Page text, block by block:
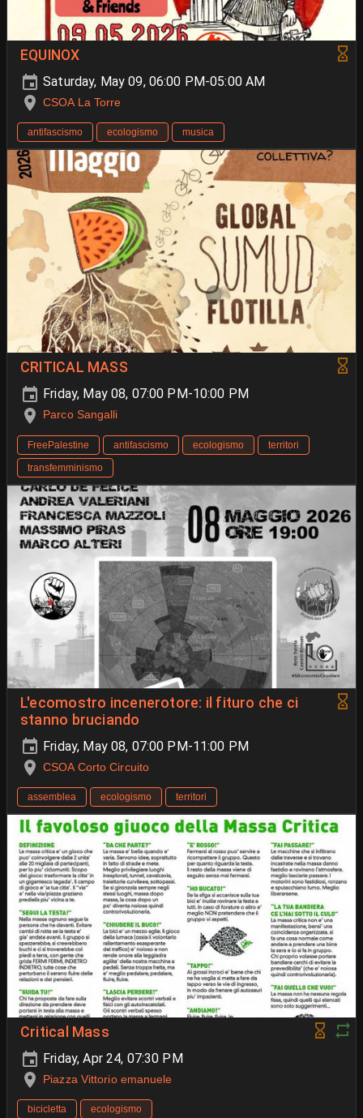
EQUINOX
Saturday, May 09, 06:00 PM-05:00 AM
CSOA La Torre
antifascismo ecologismo musica
CRITICAL MASS
Friday, May 08, 07:00 PM-10:00 PM
Parco Sangalli
FreePalestine antifascismo ecologismo
territori
transfemminismo
L'ecomostro incenerotore: il fituro che ci
stanno bruciando
Friday, May 08, 07:00 PM-11:00 PM
CSOA Corto Circuito
assemblea ecologismo territori
Critical Mass
Friday, Apr 24, 07:30 PM
Piazza Vittorio emanuele
bicicletta ecologismo